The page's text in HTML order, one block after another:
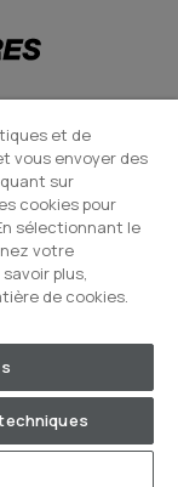
SOCIAL : Via Comolli,
: Via Privata
n. 20/A-22 -
Fax :
- Cod. Code fiscal et
Monza-
- Numéro
soumise aux
Boîte PEC :
et de
vous envoyer des
sur
cookies pour
sélectionnant le
votre
plus,
de cookies.